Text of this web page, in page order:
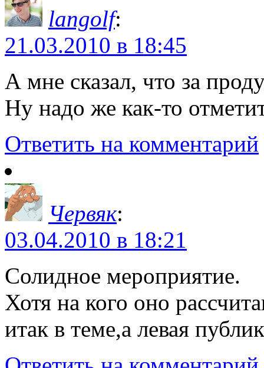
langolf:
21.03.2010 в 18:45
А мне сказал, что за
Ну надо же как-то
Ответить на комментарий
Червяк:
03.04.2010 в 18:21
Солидное мероприятие.
Хотя на кого оно
итак в теме,а левая